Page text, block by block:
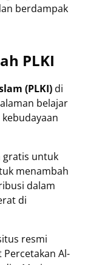
berdampak
PLKI
(PLKI)di
belajar
gratis untuk
menambah
dalam
di
resmi
Al-